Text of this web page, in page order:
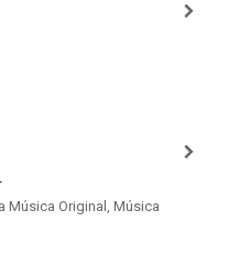
Música Original, Música